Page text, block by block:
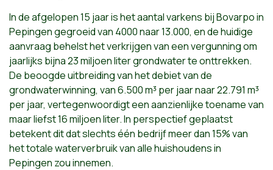
In de afgelopen 15 jaar is het aantal varkens bij Bovarpo in
Pepingen gegroeid van 4000 naar 13.000, en de huidige
aanvraag behelst het verkrijgen van een vergunning om
jaarlijks bijna 23 miljoen liter grondwater te onttrekken.
De beoogde uitbreiding van het debiet van de
grondwaterwinning, van 6.500 m³ per jaar naar 22.791 m³
per jaar, vertegenwoordigt een aanzienlijke toename van
maar liefst 16 miljoen liter. In perspectief geplaatst
betekent dit dat slechts één bedrijf meer dan 15% van
het totale waterverbruik van alle huishoudens in
Pepingen zou innemen.